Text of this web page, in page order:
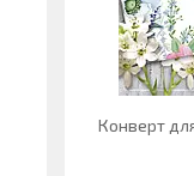
Конверт